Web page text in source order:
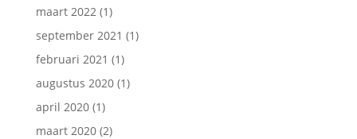
maart 2022 (1)
september 2021 (1)
februari 2021 (1)
augustus 2020(1)
april 2020(1)
maart 2020(2)